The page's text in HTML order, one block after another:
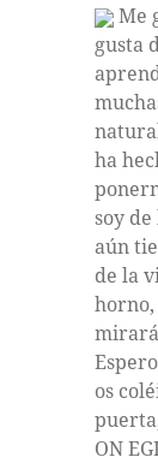
Me
gusta
ha
soy de
aún
de la
horno,
os
ON